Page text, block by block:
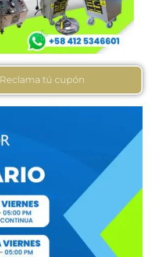
Reclama tú cupón